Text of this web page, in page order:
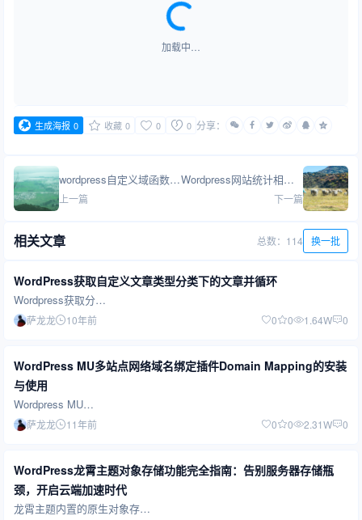
加载中…
生成海报 0 收藏 0 0 0 分享：
wordpress自定义域函数get_post_custom_values多个值循环
上一篇
Wordpress网站统计相关信息使用大全
下一篇
相关文章 总数：114 换一批
WordPress获取自定义文章类型分类下的文章并循环
Wordpress获取分…
萨龙龙 10年前 0 0 1.64W 0
WordPress MU多站点网络域名绑定插件Domain Mapping的安装
与使用
Wordpress MU…
萨龙龙 11年前 0 0 2.31W 0
WordPress龙霄主题对象存储功能完全指南：告别服务器存储瓶
颈，开启云端加速时代
龙霄主题内置的原生对象存…